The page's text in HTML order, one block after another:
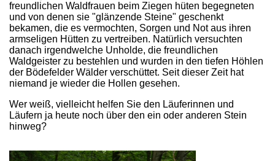
freundlichen Waldfrauen beim Ziegen hüten begegneten
und von denen sie "glänzende Steine" geschenkt
bekamen, die es vermochten, Sorgen und Not aus ihren
armseligen Hütten zu vertreiben. Natürlich versuchten
danach irgendwelche Unholde, die freundlichen
Waldgeister zu bestehlen und wurden in den tiefen Höhlen
der Bödefelder Wälder verschüttet. Seit dieser Zeit hat
niemand je wieder die Hollen gesehen.
Wer weiß, vielleicht helfen Sie den Läuferinnen und
Läufern ja heute noch über den ein oder anderen Stein
hinweg?